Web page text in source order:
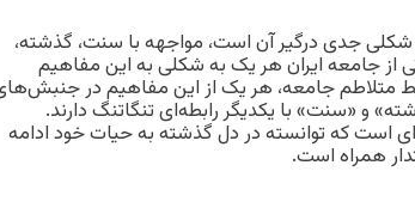
شکلی جدی درگیر آن است، مواجهه با سنت، گذشته،
جامعه ایران هر یک به شکلی به این مفاهیم
متلاطم جامعه، هر یک از این مفاهیم در
و «سنت» با یکدیگر رابطه‌ای تنگاتنگ دارند.
که توانسته در دل گذشته به حیات خود ادامه
همراه است.